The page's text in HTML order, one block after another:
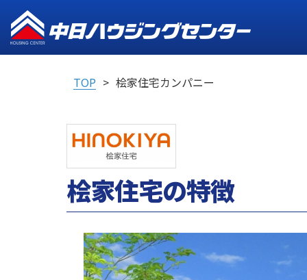
TOP 桧家住宅カンパニー
桧家住宅の特徴